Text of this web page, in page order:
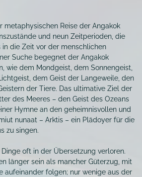
metaphysischen Reise der Angakok
und neun Zeitperioden, die
die Zeit vor der menschlichen
Suche begegnet der Angakok
wie dem Mondgeist, dem Sonnengeist,
dem Geist der Langeweile, den
der Tiere. Das ultimative Ziel der
des Meeres – den Geist des Ozeans
Hymne an den geheimnisvollen und
nunaat – Arktis – ein Plädoyer für die
zu singen.
Dinge oft in der Übersetzung verloren.
länger sein als mancher Güterzug, mit
aufeinander folgen; nur wenige aus der